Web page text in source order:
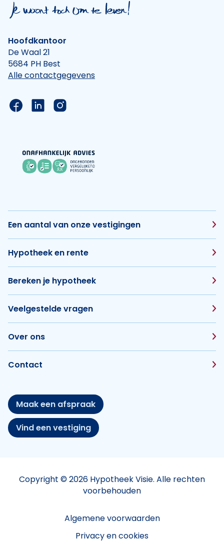
Hoofdkantoor
De Waal 21
5684 PH Best
Alle contactgegevens
Link naar de Facebook pagina van Hypotheek
Link naar de LinkedIn pagina van
Link naar de Instagram pagina van
Een aantal van onze vestigingen
Hypotheek en rente
Bereken je hypotheek
Veelgestelde vragen
Over ons
Contact
Maak een afspraak
Vind een vestiging
Copyright © 2026 Hypotheek Visie. Alle rechten
voorbehouden
Algemene voorwaarden
Privacy en cookies